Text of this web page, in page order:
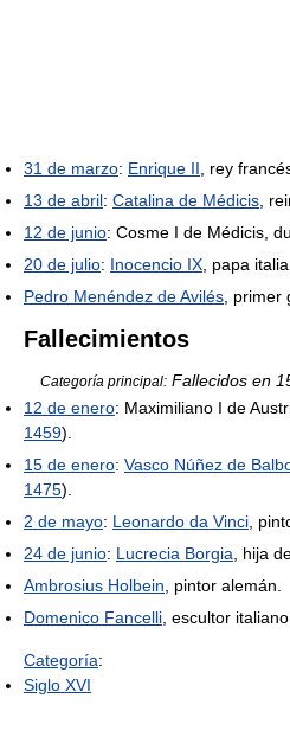
31 de marzo: Enrique II , rey
13 de abril: Catalina de Médicis ,
12 de junio: Cosme I de Médicis,
20 de julio: Inocencio IX , papa
Pedro Menéndez de Avilés ,
Fallecimientos
Categoría principal: Fallecidos en
12 de enero: Maximiliano I de
1459).
15 de enero: Vasco Núñez de
1475).
2 de mayo: Leonardo da Vinci,
24 de junio: Lucrecia Borgia, hija
Ambrosius Holbein, pintor alemán.
Domenico Fancelli, escultor
Categoría:
Siglo XVI